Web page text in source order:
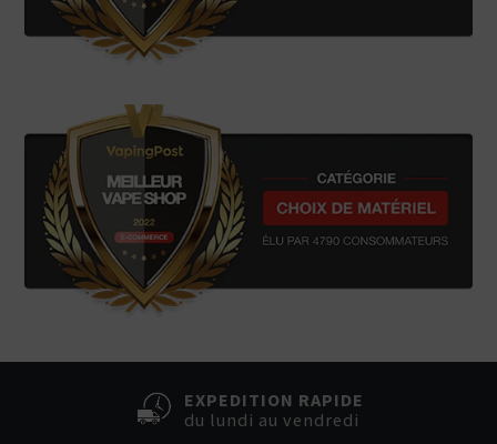
EXPEDITION RAPIDE
du lundi au vendredi